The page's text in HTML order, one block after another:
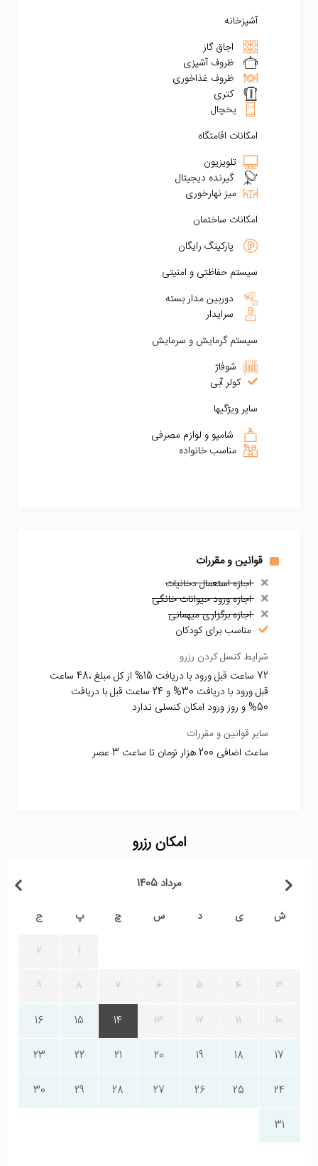
آشپزخانه
اجاق گاز
ظروف آشپزی
ظروف غذاخوری
کتری
یخچال
امکانات اقامتگاه
تلویزیون
گیرنده دیجیتال
میز نهارخوری
امکانات ساختمان
پارکینگ رایگان
سیستم حفاظتی و امنیتی
دوربین مدار بسته
سرایدار
سیستم گرمایش و سرمایش
شوفاژ
کولر آبی
سایر ویژگیها
شامپو و لوازم مصرفی
مناسب خانواده
قوانین و مقررات
اجازه استعمال دخانیات
اجازه ورود حیوانات خانگی
اجازه برگزاری میهمانی
مناسب برای کودکان
شرایط کنسل کردن رزرو
72 ساعت قبل ورود با دریافت 15% از کل مبلغ ،48 ساعت
قبل ورود با دریافت 30% و 24 ساعت قبل با دریافت
50% و روز ورود امکان کنسلی ندارد
سایر قوانین و مقررات
ساعت اضافی 200 هزار تومان تا ساعت 3 عصر
امکان رزرو
مرداد 1405
ش ی د س چ پ ج
1
2
3
4
5
6
7
8
9
10
11
12
13
14
15
16
17
18
19
20
21
22
23
24
25
26
27
28
29
30
31